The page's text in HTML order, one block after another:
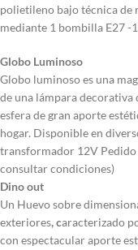
polietileno bajo técnica de
mediante 1 bombilla E27 -
Globo Luminoso
Globo luminoso es una
de una lámpara
esfera de gran aporte
hogar. Disponible en
transformador 12V
consultar condiciones)
Dino out
Un Huevo sobre
exteriores, caracterizado
con espectacular aporte